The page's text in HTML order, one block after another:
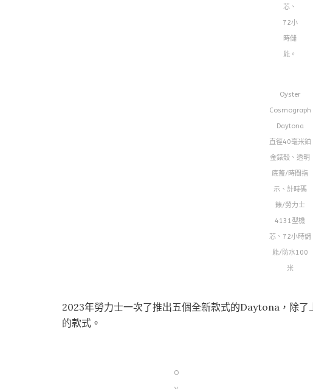
芯、
72小
時儲
能。
Oyster
Cosmograph
Daytona
直徑40毫米鉑
金錶殼、透明
底蓋/時間指
示、計時碼
錶/勞力士
4131型機
芯、72小時儲
能/防水100
米
2023年勞力士一次了推出五個全新款式的Daytona，除
的款式。
O